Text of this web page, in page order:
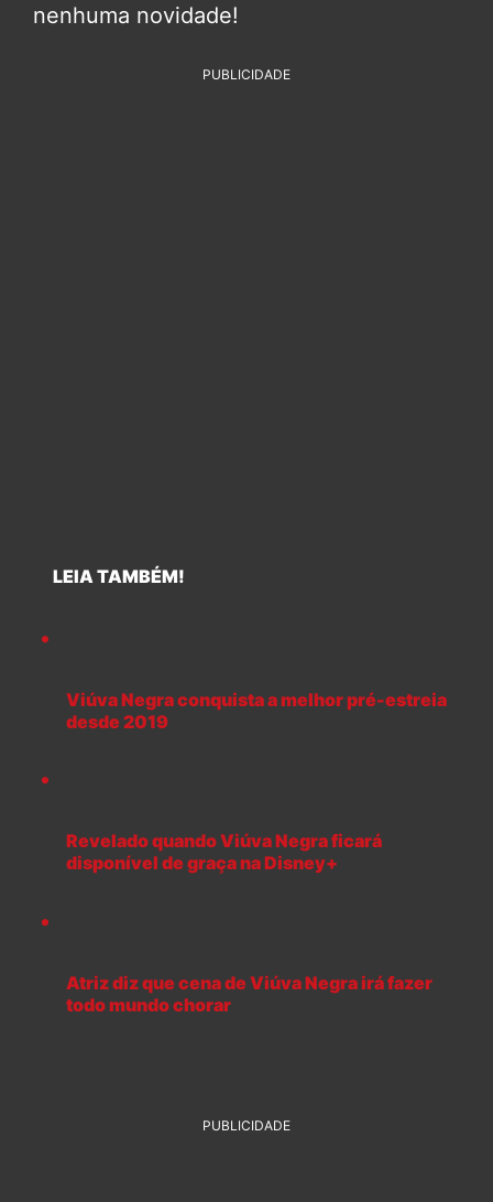
nenhuma novidade!
PUBLICIDADE
LEIA TAMBÉM!
Viúva Negra conquista a melhor pré-estreia
desde 2019
Revelado quando Viúva Negra ficará
disponível de graça na Disney+
Atriz diz que cena de Viúva Negra irá fazer
todo mundo chorar
PUBLICIDADE